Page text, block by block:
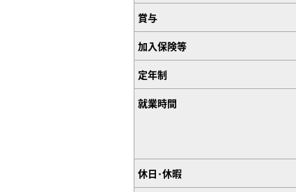
賞与
加入保険等
定年制
就業時間
休日･休暇